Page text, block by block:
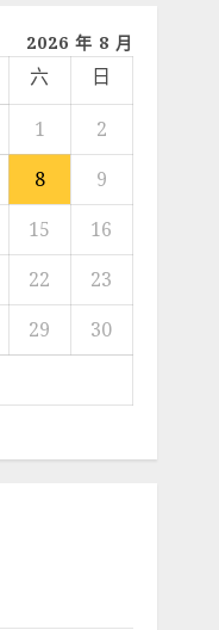
2026 年 8 月
六
日
1
2
8
9
15
16
22
23
29
30